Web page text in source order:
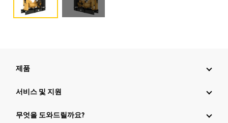
제품
서비스 및 지원
무엇을 도와드릴까요?